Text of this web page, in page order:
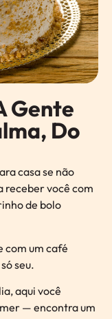
Gente
Do
casa se não
receber você com
de bolo
com um café
seu.
aqui você
— encontra um